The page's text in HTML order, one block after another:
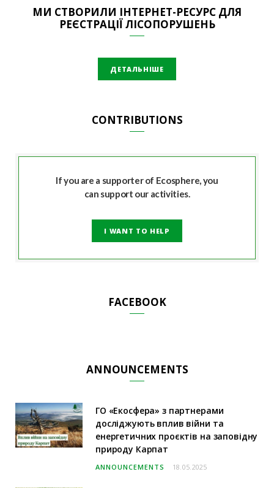
МИ СТВОРИЛИ ІНТЕРНЕТ-РЕСУРС ДЛЯ
РЕЄСТРАЦІЇ ЛІСОПОРУШЕНЬ
ДЕТАЛЬНІШЕ
CONTRIBUTIONS
If you are a supporter of Ecosphere, you
can support our activities.
I WANT TO HELP
FACEBOOK
ANNOUNCEMENTS
ГО «Екосфера» з партнерами
досліджують вплив війни та
енергетичних проєктів на заповідну
природу Карпат
ANNOUNCEMENTS 18.05.2025